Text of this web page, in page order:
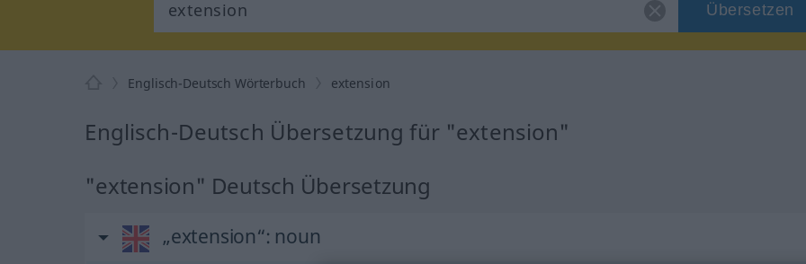
Übersetzen
Englisch-Deutsch Wörterbuch extension
Englisch-Deutsch Übersetzung für "extension"
"extension" Deutsch Übersetzung
„extension“: noun